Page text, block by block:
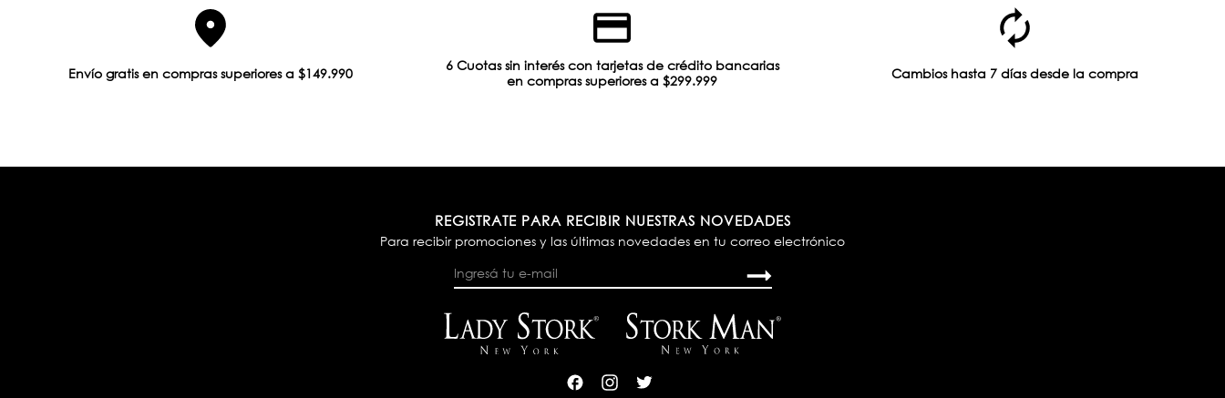
Envío gratis en compras superiores a $149.990
6 Cuotas sin interés con tarjetas de crédito bancarias
en compras superiores a $299.999
Cambios hasta 7 días desde la compra
REGISTRATE PARA RECIBIR NUESTRAS NOVEDADES
Para recibir promociones y las últimas novedades en tu correo electrónico